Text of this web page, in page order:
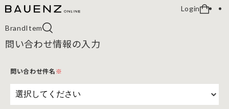
Login
BrandItem
問い合わせ情報の入力
問い合わせ件名※